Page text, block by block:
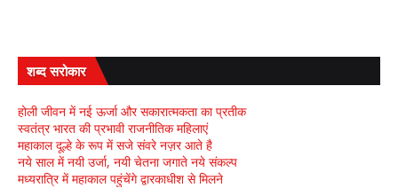
शब्द सरोकार
होली जीवन में नई ऊर्जा और सकारात्मकता का प्रतीक
स्वतंत्र भारत की प्रभावी राजनीतिक महिलाएं
महाकाल दूल्हे के रूप में सजे संवरे नज़र आते है
नये साल में नयी उर्जा, नयी चेतना जगाते नये संकल्प
मध्यरात्रि में महाकाल पहुंचेंगे द्वारकाधीश से मिलने